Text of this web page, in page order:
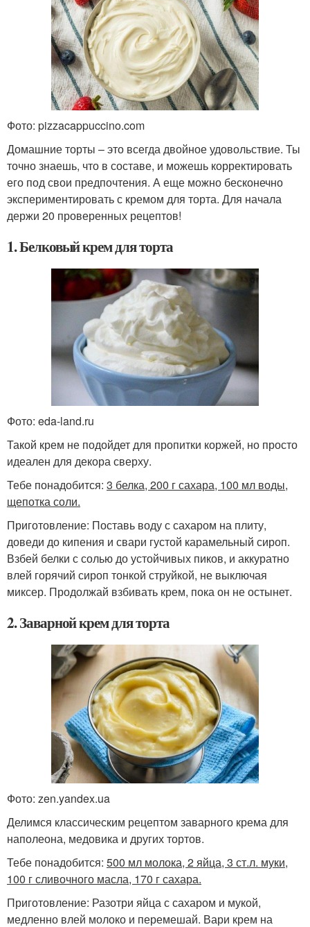
Фото: pizzacappuccino.com
Домашние торты – это всегда двойное удовольствие. Ты
точно знаешь, что в составе, и можешь корректировать
его под свои предпочтения. А еще можно бесконечно
экспериментировать с кремом для торта. Для начала
держи 20 проверенных рецептов!
1. Белковый крем для торта
Фото: eda-land.ru
Такой крем не подойдет для пропитки коржей, но просто
идеален для декора сверху.
Тебе понадобится: 3 белка, 200 г сахара, 100 мл воды,
щепотка соли.
Приготовление: Поставь воду с сахаром на плиту,
доведи до кипения и свари густой карамельный сироп.
Взбей белки с солью до устойчивых пиков, и аккуратно
влей горячий сироп тонкой струйкой, не выключая
миксер. Продолжай взбивать крем, пока он не остынет.
2. Заварной крем для торта
Фото: zen.yandex.ua
Делимся классическим рецептом заварного крема для
наполеона, медовика и других тортов.
Тебе понадобится: 500 мл молока, 2 яйца, 3 ст.л. муки,
100 г сливочного масла, 170 г сахара.
Приготовление: Разотри яйца с сахаром и мукой,
медленно влей молоко и перемешай. Вари крем на